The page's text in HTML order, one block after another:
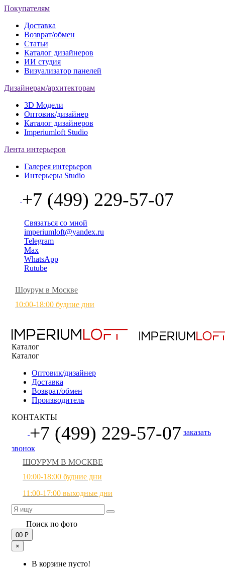
Покупателям
Доставка
Возврат/обмен
Статьи
Каталог дизайнеров
ИИ студия
Визуализатор панелей
Дизайнерам/архитекторам
3D Модели
Оптовик/дизайнер
Каталог дизайнеров
Imperiumloft Studio
Лента интерьеров
Галерея интерьеров
Интерьеры Studio
+7 (499) 229-57-07
Связаться со мной
imperiumloft@yandex.ru
Telegram
Max
WhatsApp
Rutube
Шоурум в Москве
10:00-18:00 будние дни
Каталог
Каталог
Оптовик/дизайнер
Доставка
Возврат/обмен
Производитель
КОНТАКТЫ
+7 (499) 229-57-07 заказать
звонок
ШОУРУМ В МОСКВЕ
10:00-18:00 будние дни
11:00-17:00 выходные дни
Поиск по фото
00 ₽
×
В корзине пусто!